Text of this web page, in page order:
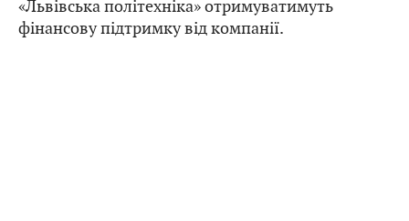
«Львівська політехніка» отримуватимуть
фінансову підтримку від компанії.